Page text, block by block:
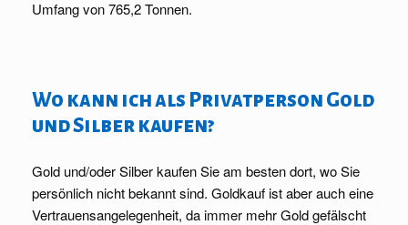
Umfang von 765,2 Tonnen.
Wo kann ich als Privatperson Gold
und Silber kaufen?
Gold und/oder Silber kaufen Sie am besten dort, wo Sie
persönlich nicht bekannt sind. Goldkauf ist aber auch eine
Vertrauensangelegenheit, da immer mehr Gold gefälscht